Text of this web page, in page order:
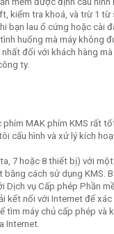
kiểm tra khoá, và trừ 1 từ
bạn lau ổ cứng hoặc cài
huống mà máy không
đối với khách hàng
ty.
phím MAK phím KMS rất
cấu hình và xử lý kích
7 hoặc 8 thiết bị) với
cách sử dụng KMS.
vụ Cấp phép Phần
kết nối với Internet để xác
tìm máy chủ cấp phép và
Internet.